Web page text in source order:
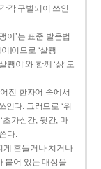
각 구별되어 쓰인
이’는 표준 발음법
]이므로 ‘살쾡
이’와 함께 ‘삵’도
진 한자어 속에서
다. 그러므로 ‘위
초가삼간, 뒷간, 마
다.
게 흔들거나 치거나
붙어 있는 대상을